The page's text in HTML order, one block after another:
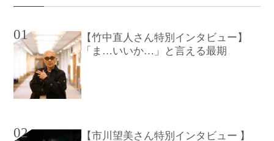
01
【竹中直人さん特別インタビュー】
「ま…いいか…」と言える最期
02
【市川望美さん特別インタビュー 】